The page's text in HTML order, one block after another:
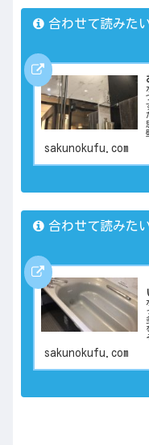
合わせて読みた
sakunokufu.com
合わせて読みた
sakunokufu.com